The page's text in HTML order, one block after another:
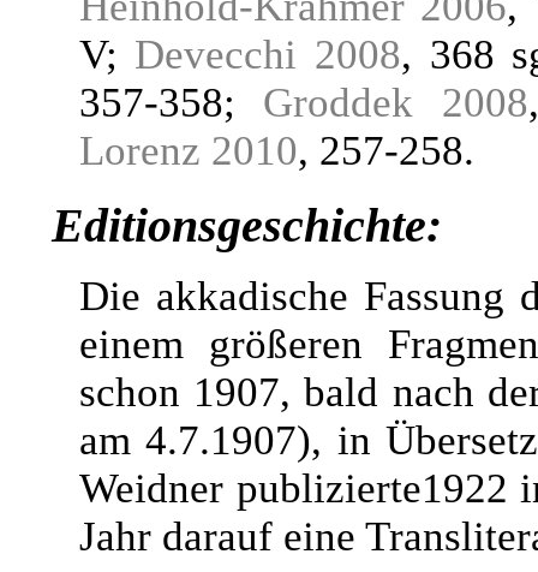
V; Devecchi 2008, 368
357-358; Groddek 2008
Lorenz 2010, 257-258.
Editionsgeschichte:
Die akkadische Fassung
einem größeren
schon 1907, bald nach
am 4.7.1907), in
Weidner publizierte1922
Jahr darauf eine